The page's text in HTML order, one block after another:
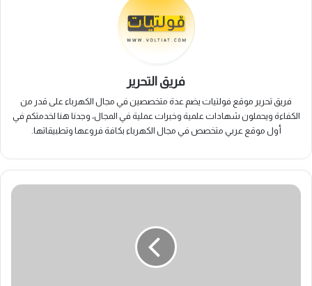
فريق التحرير
فريق تحرير موقع فولتيات يضم عدة متخصصين في مجال الكهرباء على قدر من
الكفاءة ويحملون شهادات علمية وخبرات عملية في المجال، وجدنا هنا لخدمتكم في
أول موقع عربي متخصص في مجال الكهرباء بكافة فروعها وتطبيقاتها.
فحص